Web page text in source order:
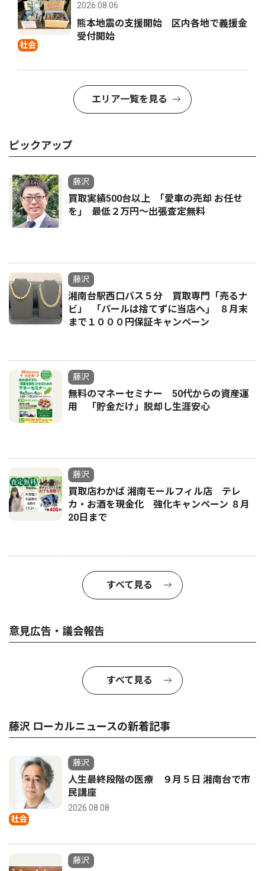
社会
2026.08.06
熊本地震の支援開始 区内各地で義援金
受付開始
エリア一覧を見る
ピックアップ
藤沢
買取実績500台以上 ｢愛車の売却 お任せ
を｣ 最低２万円〜出張査定無料
藤沢
湘南台駅西口バス５分 買取専門「売るナ
ビ」 ｢パールは捨てずに当店へ｣ ８月末
まで１０００円保証キャンペーン
藤沢
無料のマネーセミナー 50代からの資産運
用 「貯金だけ」脱却し生涯安心
藤沢
買取店わかば 湘南モールフィル店 テレ
カ・お酒を現金化 強化キャンペーン ８月
20日まで
すべて見る
意見広告・議会報告
すべて見る
藤沢 ローカルニュースの新着記事
社会
藤沢
人生最終段階の医療 ９月５日 湘南台で市
民講座
2026.08.08
藤沢